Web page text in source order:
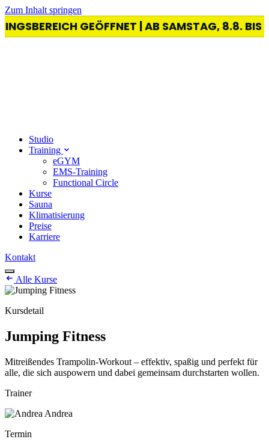
Zum Inhalt springen
GEÖFFNET | AB SAMSTAG, 8.8. BIS
Studio
Training
eGYM
EMS-Training
Functional Circle
Kurse
Sauna
Klimatisierung
Preise
Karriere
Kontakt
Alle Kurse
Kursdetail
Jumping Fitness
Mitreißendes Trampolin-Workout – effektiv, spaßig und perfekt für
alle, die sich auspowern und dabei gemeinsam durchstarten wollen.
Trainer
Andrea
Termin